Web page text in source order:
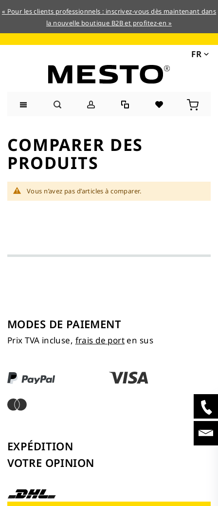
« Pour les clients professionnels : inscrivez-vous dès maintenant dans
la nouvelle boutique B2B et profitez-en »
FR
contenu
COMPARER DES
PRODUITS
Vous n’avez pas d’articles à comparer.
MODES DE PAIEMENT
Prix TVA incluse, frais de port en sus
EXPÉDITION
VOTRE OPINION